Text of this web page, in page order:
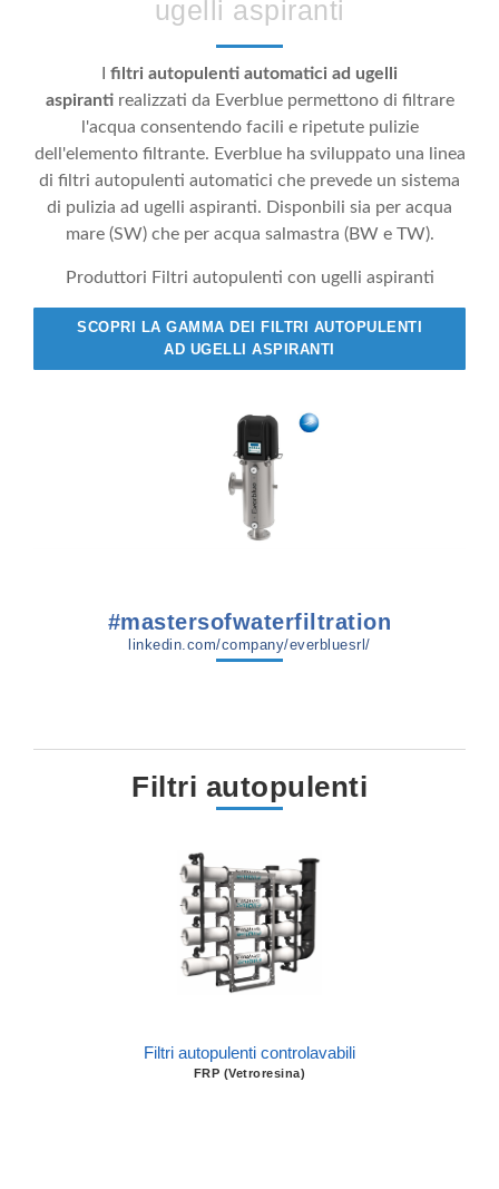
ugelli aspiranti
filtri autopulenti automatici ad ugelli
aspirantirealizzati da Everblue permettono di filtrare
l'acqua consentendo facili e ripetute pulizie
dell'elemento filtrante. Everblue ha sviluppato una linea
di filtri autopulenti automatici che prevede un sistema
di pulizia ad ugelli aspiranti. Disponbili sia per acqua
mare (SW) che per acqua salmastra (BW e TW).
Produttori Filtri autopulenti con ugelli aspiranti
SCOPRI LA GAMMA DEI FILTRI AUTOPULENTI
AD UGELLI ASPIRANTI
#mastersofwaterfiltration
linkedin.com/company/everbluesrl/
Filtri autopulenti
Filtri autopulenti controlavabili
FRP (Vetroresina)